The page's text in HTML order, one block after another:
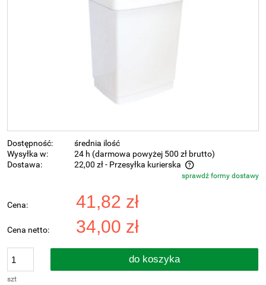
Dostępność:
średnia ilość
Wysyłka w:
24 h (darmowa powyżej 500 zł brutto)
Dostawa:
22,00 zł- Przesyłka kurierska
Cena nie zawiera ewentualnych kosztów płatnościsprawdź formy dostawy
Cena: 41,82 zł
Cena netto: 34,00 zł
szt
do koszyka